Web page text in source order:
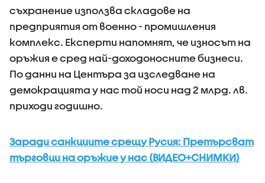
съхранение използва складове на
предприятия от военно - промишления
комплекс. Експерти напомнят, че износът на
оръжия е сред най-доходоносните бизнеси.
По данни на Центъра за изследване на
демокрацията у нас той носи над 2 млрд. лв.
приходи годишно.
Заради санкциите срещу Русия: Претърсват
търговци на оръжие у нас (ВИДЕО+СНИМКИ)